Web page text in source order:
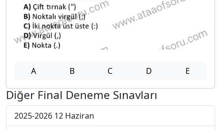
A B C D E
Diğer Final Deneme Sınavları
2025-2026 12 Haziran